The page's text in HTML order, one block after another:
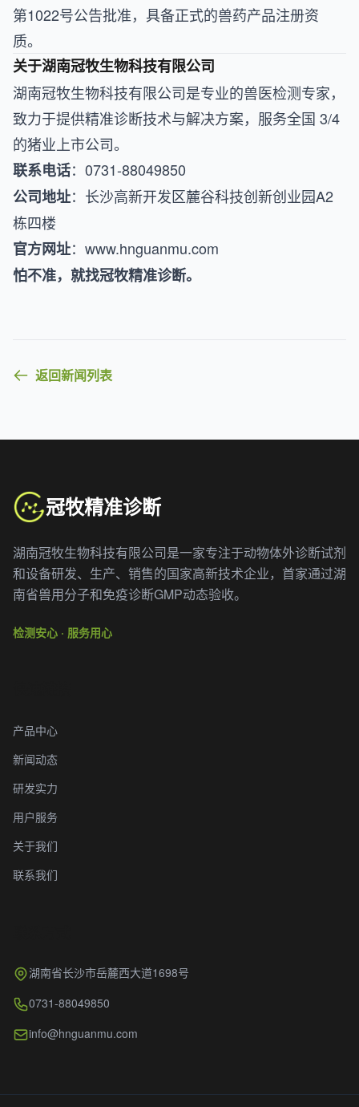
第1022号公告批准，具备正式的兽药产品注册资
质。
关于湖南冠牧生物科技有限公司
湖南冠牧生物科技有限公司是专业的兽医检测专家，
致力于提供精准诊断技术与解决方案，服务全国 3/4
的猪业上市公司。
联系电话：0731-88049850
公司地址：长沙高新开发区麓谷科技创新创业园A2
栋四楼
官方网址： www.hnguanmu.com
怕不准，就找冠牧精准诊断。
返回新闻列表
冠牧精准诊断
湖南冠牧生物科技有限公司是一家专注于动物体外诊断试剂
和设备研发、生产、销售的国家高新技术企业，首家通过湖
南省兽用分子和免疫诊断GMP动态验收。
检测安心 · 服务用心
产品中心
新闻动态
研发实力
用户服务
关于我们
联系我们
湖南省长沙市岳麓西大道1698号
0731-88049850
info@hnguanmu.com